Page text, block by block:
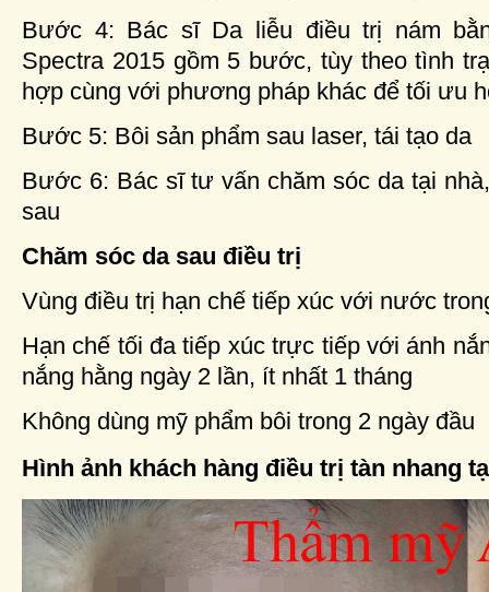
Bước 4: Bác sĩ Da liễu điều trị nám
Spectra 2015 gồm 5 bước, tùy theo tình
hợp cùng với phương pháp khác để tối ưu
Bước 5: Bôi sản phẩm sau laser, tái tạo da
Bước 6: Bác sĩ tư vấn chăm sóc da tại
sau
Chăm sóc da sau điều trị
Vùng điều trị hạn chế tiếp xúc với nước
Hạn chế tối đa tiếp xúc trực tiếp với ánh
nắng hằng ngày 2 lần, ít nhất 1 tháng
Không dùng mỹ phẩm bôi trong 2 ngày đầu
Hình ảnh khách hàng điều trị tàn nhang